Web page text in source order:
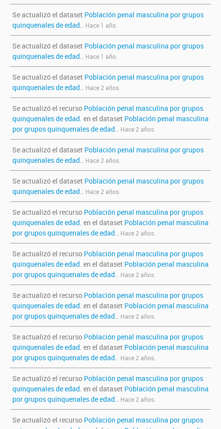
Se actualizó el dataset Población penal masculina por grupos
quinquenales de edad.. Hace 1 año.
Se actualizó el dataset Población penal masculina por grupos
quinquenales de edad.. Hace 1 año.
Se actualizó el dataset Población penal masculina por grupos
quinquenales de edad.. Hace 2 años.
Se actualizó el recurso Población penal masculina por grupos
quinquenales de edad. en el dataset Población penal masculina
por grupos quinquenales de edad.. Hace 2 años.
Se actualizó el dataset Población penal masculina por grupos
quinquenales de edad.. Hace 2 años.
Se actualizó el dataset Población penal masculina por grupos
quinquenales de edad.. Hace 2 años.
Se actualizó el recurso Población penal masculina por grupos
quinquenales de edad. en el dataset Población penal masculina
por grupos quinquenales de edad.. Hace 2 años.
Se actualizó el recurso Población penal masculina por grupos
quinquenales de edad. en el dataset Población penal masculina
por grupos quinquenales de edad.. Hace 2 años.
Se actualizó el recurso Población penal masculina por grupos
quinquenales de edad. en el dataset Población penal masculina
por grupos quinquenales de edad.. Hace 2 años.
Se actualizó el recurso Población penal masculina por grupos
quinquenales de edad. en el dataset Población penal masculina
por grupos quinquenales de edad.. Hace 2 años.
Se actualizó el recurso Población penal masculina por grupos
quinquenales de edad. en el dataset Población penal masculina
por grupos quinquenales de edad.. Hace 2 años.
Se actualizó el recurso Población penal masculina por grupos